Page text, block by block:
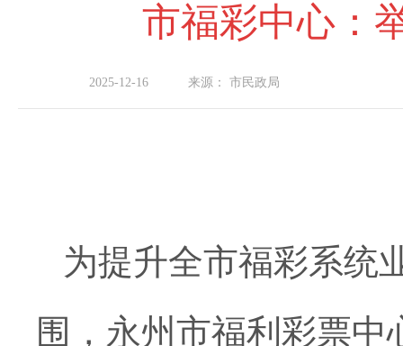
市福彩中心：
2025-12-16 来源： 市民政局
为提升全市福彩系统
围，永州市福利彩票中